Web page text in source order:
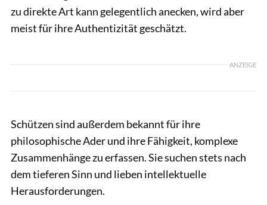
zu direkte Art kann gelegentlich anecken, wird aber
meist für ihre Authentizität geschätzt.
ANZEIGE
Schützen sind außerdem bekannt für ihre
philosophische Ader und ihre Fähigkeit, komplexe
Zusammenhänge zu erfassen. Sie suchen stets nach
dem tieferen Sinn und lieben intellektuelle
Herausforderungen.